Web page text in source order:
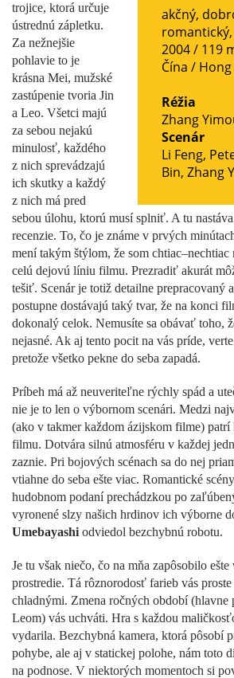
akčný,
romantický,
2004 / 119
Čína /
Réžia
Zhang
Scenár
Li Feng,
Bin, Zhang
trojice, ktorá určuje
ústrednú zápletku.
Za nežnejšie
pohlavie to je
krásna Mei, mužské
zastúpenie tvoria Jin
a Leo. Všetci majú
za sebou nejakú
minulosť, každého
z nich sprevádzajú
ich skutky a každý
z nich má pred
sebou úlohu, ktorú musí splniť. A tu
recenzie. To, čo je známe v prvých
mení takým štýlom, že som
celú dejovú líniu filmu. Prezradiť akurát
tešiť. Scenár je totiž detailne prepracovaný
postupne dostávajú taký tvar, že na konci
dokonalý celok. Nemusíte sa obávať toho,
nejasné. Ak aj tento pocit na vás príde,
pretože všetko pekne do seba zapadá.
Príbeh má až neuveriteľne rýchly spád a
nie je to len o výbornom scenári. Medzi
(ako v takmer každom ázijskom filme) patrí
filmu. Dotvára silnú atmosféru v každej
zaznie. Pri bojových scénach sa do nej
vtiahne do seba ešte viac. Romantické
hudobnom podaní prechádzkou po
vyronené slzy našich hrdinov ich výborne
Umebayashi odviedol bezchybnú robotu.
Je tu však niečo, čo na mňa zapôsobilo ešte
prostredie. Tá rôznorodosť farieb vás
chladnými. Zmena ročných období (hlavne
Leom) vás uchváti. Hra s každou
vydarila. Bezchybná kamera, ktorá pôsobí
pohybe, ale aj v statickej polohe, nám toto
na podnose. V niektorých momentoch si